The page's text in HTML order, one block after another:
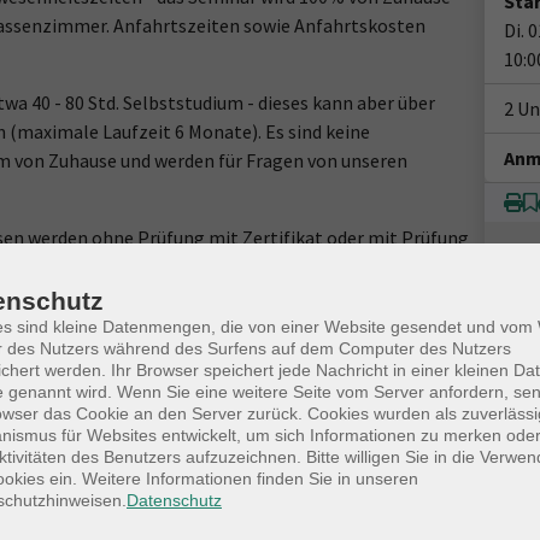
Anfahrtszeiten sowie Anfahrtskosten
40 - 80 Std. Selbststudium - dieses kann aber über
Laufzeit 6 Monate). Es sind keine
Zuhause und werden für Fragen von unseren
werden ohne Prüfung mit Zertifikat oder mit Prüfung
jederzeit bestellt und begonnen werden.
für Fachkräfte der Immobilienwirtschaft (z.B.
usw.) und helfen bei der Verwaltung und
von Wohn- und Gewerbeimmobilien. Einsatzfelder
insbesondere aber bei
bei Wohnungsbau-, Immobilien- und
auch einige Banken und Bausparkassen in ihren
Di.
2
sind kleine Datenmengen, die von einer Website gesendet und vom
des Nutzers während des Surfens auf dem Computer des Nutzers
werden. Ihr Browser speichert jede Nachricht in einer kleinen
genannt wird. Wenn Sie eine weitere Seite vom Server anfordern,
das Cookie an den Server zurück. Cookies wurden als
für Websites entwickelt, um sich Informationen zu merken
des Benutzers aufzuzeichnen. Bitte willigen Sie in die
ein. Weitere Informationen finden Sie in unseren
Datenschutz